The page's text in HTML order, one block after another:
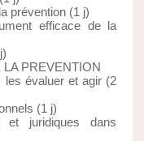
prévention (1 j)
efficace de la
PREVENTION
évaluer et agir (2
(1 j)
juridiques dans